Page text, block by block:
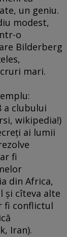
un geniu.
modest,
o
Bilderberg
mari.
a clubului
wikipedia!)
ai lumii
fi
din Africa,
şi cîteva alte
fi conflictul
Iran).